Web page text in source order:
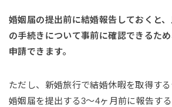
婚姻届の提出前に結婚報告しておくと
の手続きについて事前に確認できるた
申請できます。
ただし、新婚旅行で結婚休暇を取得する
婚姻届を提出する3〜4ヶ月前に報告する